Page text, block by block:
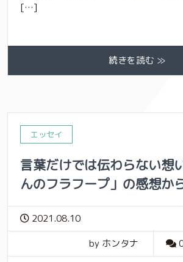
[…]
続きを読む ≫
エッセイ
言葉だけでは伝わらない想
んのフラフープ」の感想か
2021.08.10
by ホンタナ